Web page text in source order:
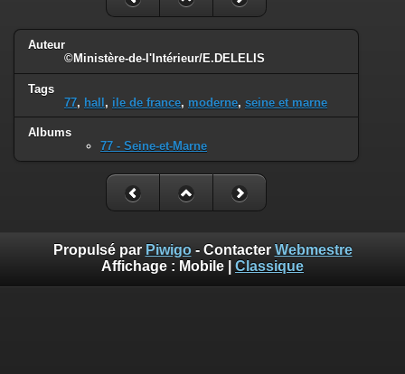
Auteur
©Ministère-de-l'Intérieur/E.DELELIS
Tags
77, hall, ile de france, moderne, seine et marne
Albums
77 - Seine-et-Marne
Propulsé par Piwigo- Contacter Webmestre
Affichage : Mobile Classique